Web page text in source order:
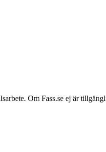
Om Fass.se ej är